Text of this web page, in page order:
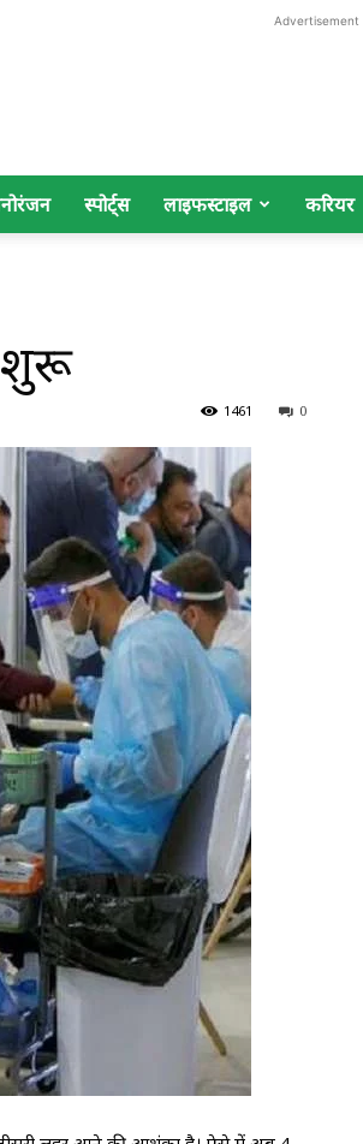
Advertisement
स्पोर्ट्स लाइफस्टाइल करियर
शुरू
0
1461